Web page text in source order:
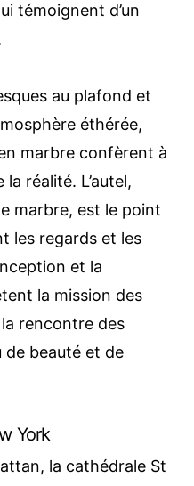
témoignent d’un
au plafond et
éthérée,
marbre confèrent à
réalité. L’autel,
marbre, est le point
les regards et les
et la
la mission des
la rencontre des
beauté et de
York
la cathédrale St